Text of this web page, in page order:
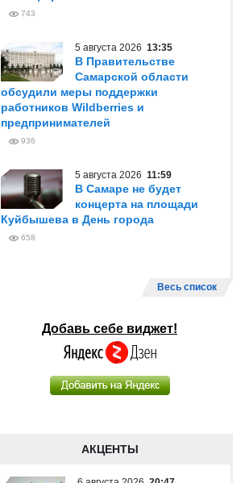
743
5 августа 2026 13:35
В Правительстве
Самарской области
обсудили меры поддержки
работников Wildberries и
предпринимателей
936
5 августа 2026 11:59
В Самаре не будет
концерта на площади
Куйбышева в День города
658
Весь список
Добавь себе виджет!
АКЦЕНТЫ